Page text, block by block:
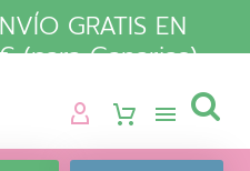
GRATIS EN
(para Canarias)
